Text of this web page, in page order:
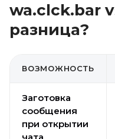
wa.clck.bar
разница?
ВОЗМОЖНОСТЬ
Заготовка
сообщения
при открытии